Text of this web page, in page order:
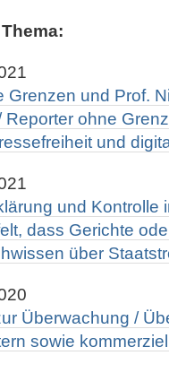
Grenzen und Prof.
ohne
und
und Kontrolle
dass Gerichte
über
Überwachung /
sowie